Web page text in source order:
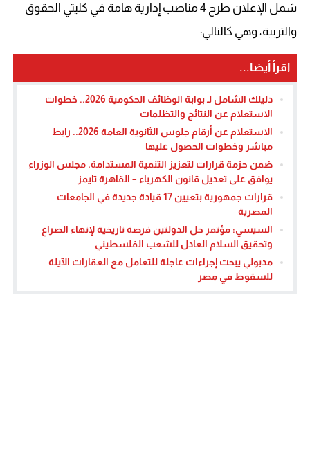
شمل الإعلان طرح 4 مناصب إدارية هامة في كليتي الحقوق
والتربية، وهي كالتالي:
اقرأ أيضا...
دليلك الشامل لـ بوابة الوظائف الحكومية 2026.. خطوات
الاستعلام عن النتائج والتظلمات
الاستعلام عن أرقام جلوس الثانوية العامة 2026.. رابط
مباشر وخطوات الحصول عليها
ضمن حزمة قرارات لتعزيز التنمية المستدامة، مجلس الوزراء
يوافق على تعديل قانون الكهرباء – القاهرة تايمز
قرارات جمهورية بتعيين 17 قيادة جديدة في الجامعات
المصرية
السيسي: مؤتمر حل الدولتين فرصة تاريخية لإنهاء الصراع
وتحقيق السلام العادل للشعب الفلسطيني
مدبولي يبحث إجراءات عاجلة للتعامل مع العقارات الآيلة
للسقوط في مصر